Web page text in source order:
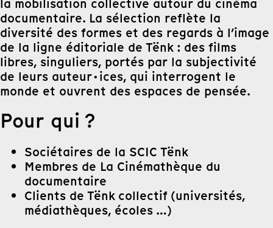
la mobilisation collective autour du cinéma
documentaire. La sélection reflète la
diversité des formes et des regards à l’image
de la ligne éditoriale de Tënk : des films
libres, singuliers, portés par la subjectivité
de leurs auteur·ices, qui interrogent le
monde et ouvrent des espaces de pensée.
Pour qui ?
Sociétaires de la SCIC Tënk
Membres de La Cinémathèque du
documentaire
Clients de Tënk collectif (universités,
médiathèques, écoles …)